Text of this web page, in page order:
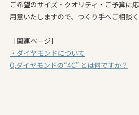
ご希望のサイズ・クオリティ・ご予算に
用意いたしますので、つくり手へご相談く
［関連ページ］
・ダイヤモンドについて
Q.ダイヤモンドの“4C” とは何ですか？